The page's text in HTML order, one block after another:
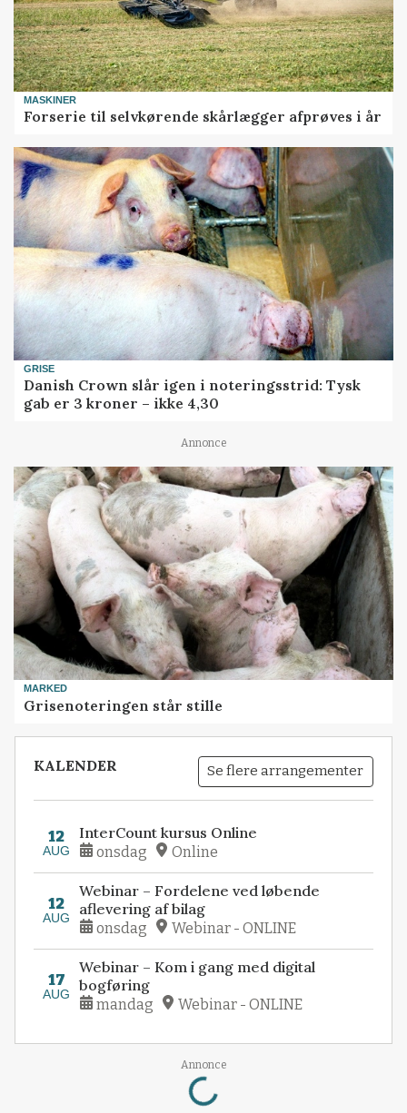
MASKINER
Forserie til selvkørende skårlægger afprøves i år
GRISE
Danish Crown slår igen i noteringsstrid: Tysk
gab er 3 kroner – ikke 4,30
Annonce
MARKED
Grisenoteringen står stille
KALENDER Se flere arrangementer
12
AUG
InterCount kursus Online
onsdag Online
12
AUG
Webinar – Fordelene ved løbende
aflevering af bilag
onsdag Webinar - ONLINE
17
AUG
Webinar – Kom i gang med digital
bogføring
mandag Webinar - ONLINE
Annonce
Loading...